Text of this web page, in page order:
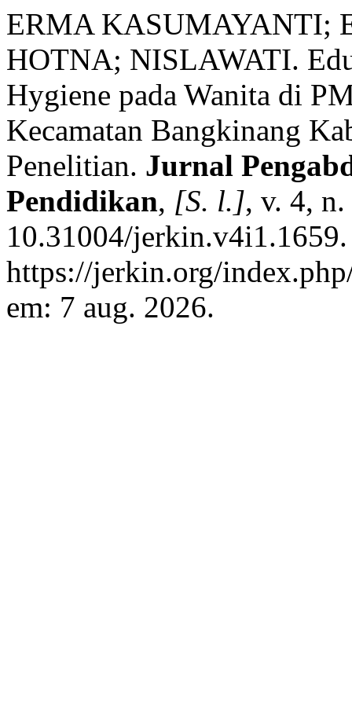
ERMA KASUMAYANTI;
HOTNA; NISLAWATI.
Hygiene pada Wanita di
Kecamatan Bangkinang
Penelitian. Jurnal
Pendidikan, [S. l.], v. 4,
10.31004/
https://jerkin.org/
em: 7 aug. 2026.